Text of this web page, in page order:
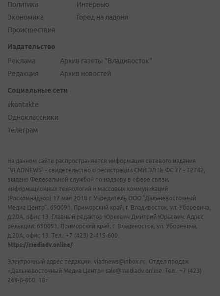
Политика
Экономика
Происшествия
Интервью
Город на ладони
Издательство
Реклама
Редакция
Архив газеты "Владивосток"
Архив новостей
Социальные сети
vkontakte
Одноклассники
Телеграм
На данном сайте распространяется информация сетевого издания
"VLADNEWS" - свидетельство о регистрации СМИ ЭЛ № ФС 77 - 72742,
выдано Федеральной службой по надзору в сфере связи,
информационных технологий и массовых коммуникаций
(Роскомнадзор) 17 мая 2018 г. Учредитель ООО "Дальневосточный
Медиа Центр". 690091, Приморский край, г. Владивосток, ул. Уборевича,
д.20А, офис 13. Главный редактор Юркевич Дмитрий Юрьевич. Адрес
редакции: 690091, Приморский край, г. Владивосток, ул. Уборевича,
д.20А, офис 13. Тел.: +7 (423) 2-415-600.
https://mediadv.online/
Электронный адрес редакции: vladnews@inbox.ru. Отдел продаж
«Дальневосточный Медиа Центр» sale@mediadv.online. Тел.: +7 (423)
249-8-800. 18+